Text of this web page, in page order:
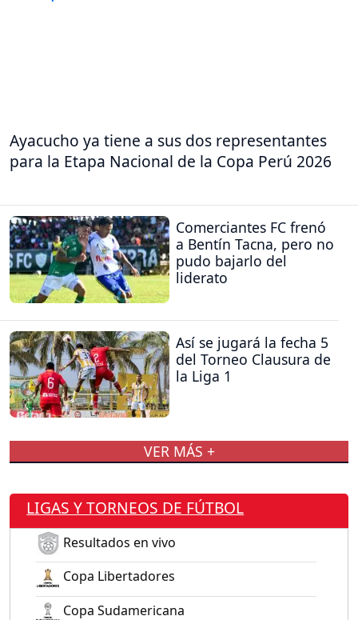
Ayacucho ya tiene a sus dos representantes
para la Etapa Nacional de la Copa Perú 2026
Comerciantes FC frenó
a Bentín Tacna, pero no
pudo bajarlo del
liderato
Así se jugará la fecha 5
del Torneo Clausura de
la Liga 1
VER MÁS +
LIGAS Y TORNEOS DE FÚTBOL
Resultados en vivo
Copa Libertadores
Copa Sudamericana